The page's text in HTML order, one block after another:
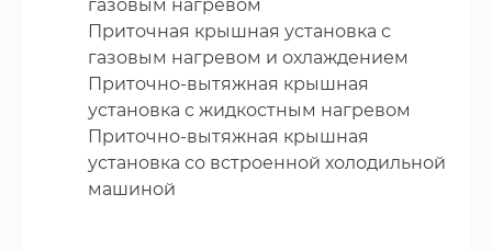
газовым нагревом
Приточная крышная установка с
газовым нагревом и охлаждением
Приточно-вытяжная крышная
установка с жидкостным нагревом
Приточно-вытяжная крышная
установка со встроенной холодильной
машиной